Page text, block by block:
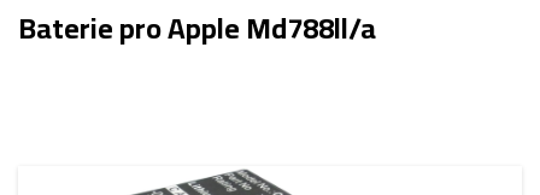
Baterie pro Apple Md788ll/a